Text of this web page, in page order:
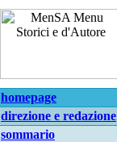
homepage
direzione e redazione
sommario